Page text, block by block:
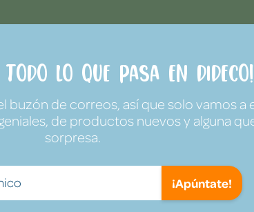
todo lo que pasa en Dideco!
buzón de correos, así que solo vamos a
de productos nuevos y alguna
sorpresa.
¡Apúntate!